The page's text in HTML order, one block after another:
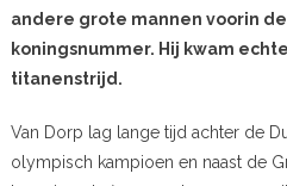
andere grote mannen voorin
koningsnummer. Hij kwam
titanenstrijd.
Van Dorp lag lange tijd achter de
olympisch kampioen en naast de